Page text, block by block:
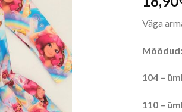
Väga
Mõõdud:
104 –
110 –